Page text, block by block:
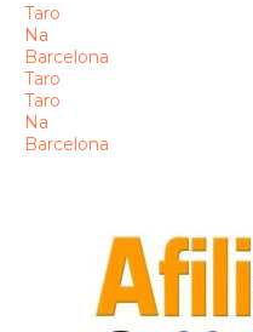
Taro
Na
Barcelona
Taro
Taro
Na
Barcelona